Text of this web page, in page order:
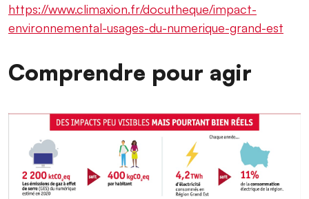
https://www.climaxion.fr/docutheque/impact-
environnemental-usages-du-numerique-grand-est
Comprendre pour agir